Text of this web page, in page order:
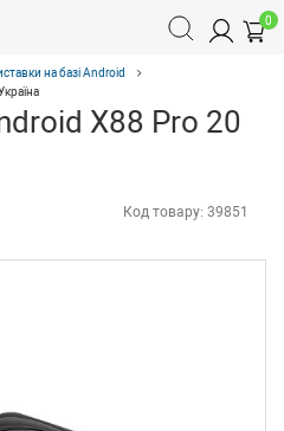
0
на базі Android
X88 Pro 20
Код товару: 39851